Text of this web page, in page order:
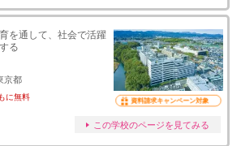
を通して、社会で活躍
る
京都
に無料 資料請求キャンペーン対象
この学校のページを見てみる